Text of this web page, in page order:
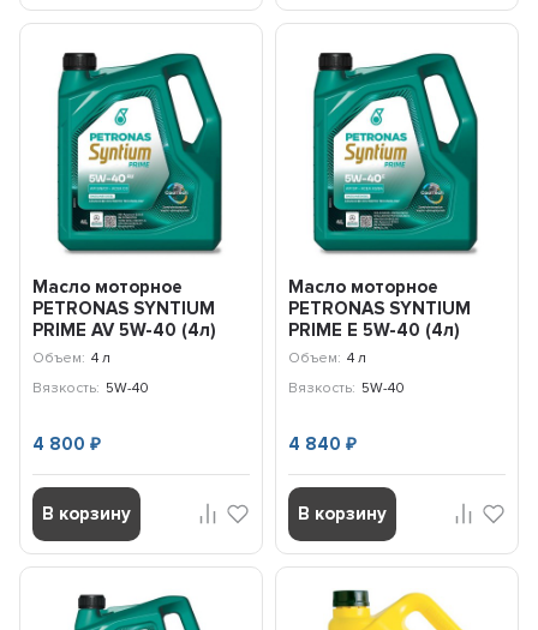
Масло моторное
PETRONAS SYNTIUM
PRIME AV 5W-40 (4л)
71242K1YEU
Объем: 4 л
Вязкость: 5W-40
4 800₽
В корзину
Масло моторное
PETRONAS SYNTIUM
PRIME E 5W-40 (4л)
71243K1YEU
Объем: 4 л
Вязкость: 5W-40
4 840 ₽
В корзину